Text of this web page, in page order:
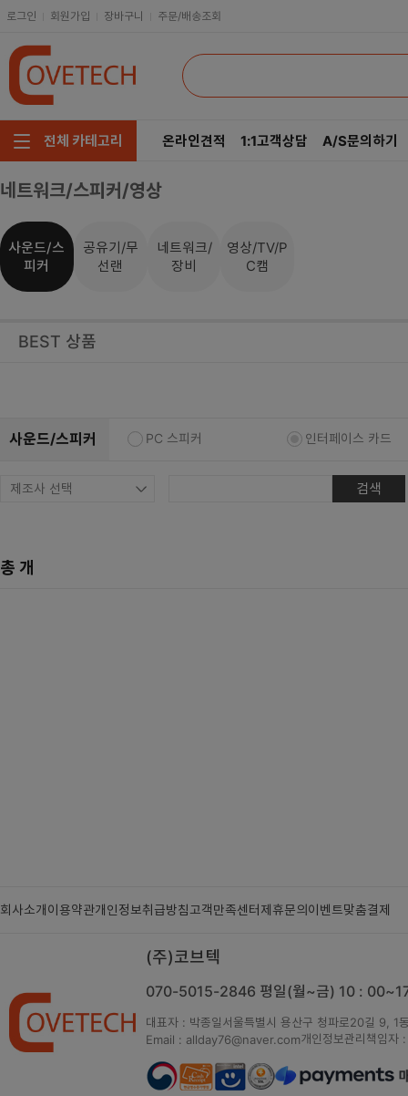
로그인 회원가입 장바구니 주문/배송조회
전체 카테고리
주요부품/키보드/마우스
모니터/노트북/데스크탑
저장장치/케이블/쿨러
소프트웨어/멀티탭/공구
메인보드
온라인견적 1:1고객상담 A/S문의하기
네트워크/스피커/영상
사운드/스
피커
공유기/무
선랜
네트워크/
장비
영상/TV/P
C캠
BEST 상품
사운드/스피커 PC 스피커 인터페이스 카드
검색
총 개
회사소개이용약관개인정보취급방침고객만족센터제휴문의이벤트맞춤결제
(주)코브텍
070-5015-2846 평일(월~금) 10 :
대표자 : 박종일서울특별시 용산구 청파로20길 9, 1
Email : allday76@naver.com개인정보관리책임자